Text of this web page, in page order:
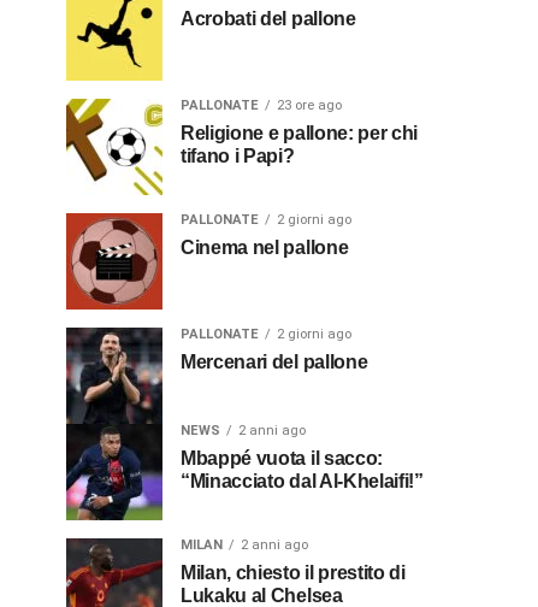
Acrobati del pallone
PALLONATE 23 ore ago
Religione e pallone: per chi
tifano i Papi?
PALLONATE 2 giorni ago
Cinema nel pallone
PALLONATE 2 giorni ago
Mercenari del pallone
NEWS 2 anni ago
Mbappé vuota il sacco:
“Minacciato dal Al-Khelaifi!”
MILAN 2 anni ago
Milan, chiesto il prestito di
Lukaku al Chelsea